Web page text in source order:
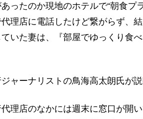
ったのか現地のホテルで“朝食プ
代理店に電話したけど繋がらず、
いた妻は、『部屋でゆっくり食
ャーナリストの鳥海高太朗氏が説
代理店のなかには週末に窓口が開